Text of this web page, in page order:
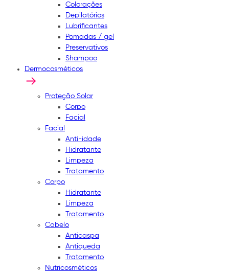
Colorações
Depilatórios
Lubrificantes
Pomadas / gel
Preservativos
Shampoo
Dermocosméticos
Proteção Solar
Corpo
Facial
Facial
Anti-idade
Hidratante
Limpeza
Tratamento
Corpo
Hidratante
Limpeza
Tratamento
Cabelo
Anticaspa
Antiqueda
Tratamento
Nutricosméticos